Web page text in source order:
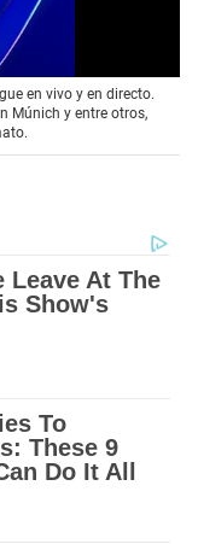
en vivo y en directo.
Múnich y entre otros,